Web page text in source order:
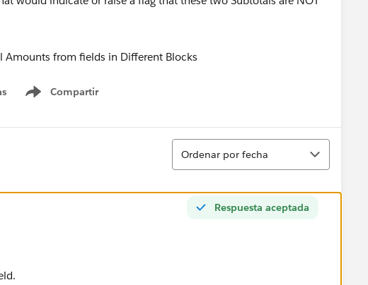
Compartir
Show menu
Ordenar
Ordenar por fecha
Respuesta aceptada